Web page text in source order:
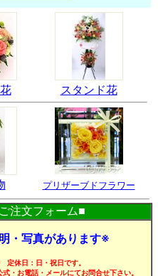
スタンド花
プリザーブドフラワー
注文フォーム■
・写真があります※
休日：日・祝日です。
・お電話・メールにてお問合せ下さい。